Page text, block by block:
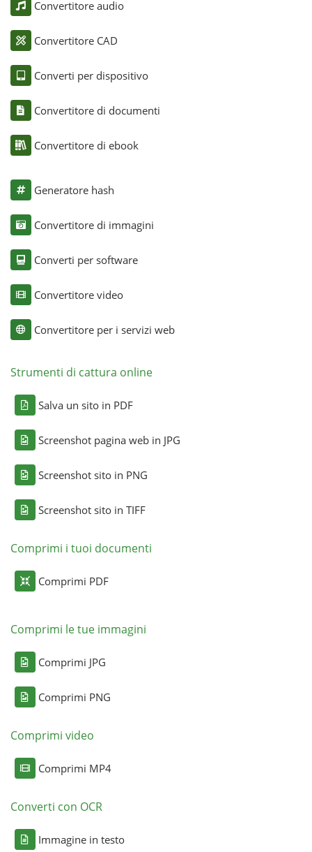
Convertitore audio
Convertitore CAD
Converti per dispositivo
Convertitore di documenti
Convertitore di ebook
Generatore hash
Convertitore di immagini
Converti per software
Convertitore video
Convertitore per i servizi web
Strumenti di cattura online
Salva un sito in PDF
Screenshot pagina web in JPG
Screenshot sito in PNG
Screenshot sito in TIFF
Comprimi i tuoi documenti
Comprimi PDF
Comprimi le tue immagini
Comprimi JPG
Comprimi PNG
Comprimi video
Comprimi MP4
Converti con OCR
Immagine in testo